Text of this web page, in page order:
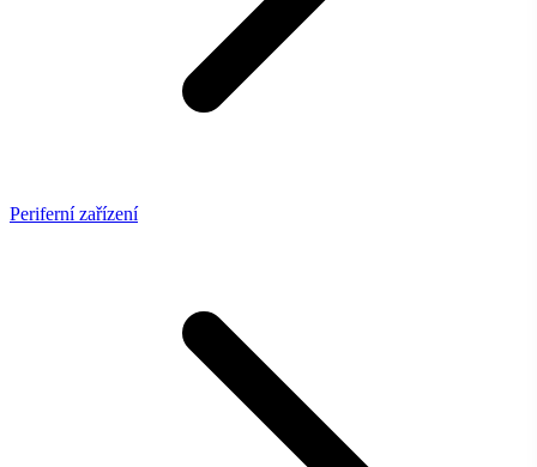
Periferní zařízení